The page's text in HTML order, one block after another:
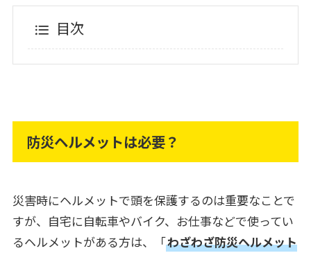
目次
防災ヘルメットは必要？
災害時にヘルメットで頭を保護するのは重要なことで
すが、自宅に自転車やバイク、お仕事などで使ってい
るヘルメットがある方は、「わざわざ防災ヘルメット